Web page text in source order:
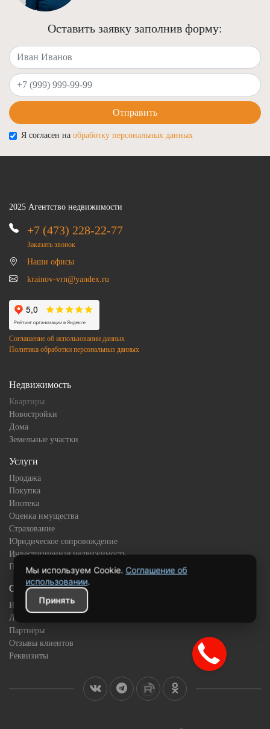
Оставить заявку заполнив форму:
Ваше имя
Ваш телефон
Отправить
Я согласен на обработку персональных данных
2025 Агентство недвижимости
+7 (473) 228-22-77
Заказать звонок
Наши офисы
krainov-vrn@yandex.ru
Соглашение об использовании данных
Политика обработки персональныз данных
Недвижимость
Квартиры
Новостройки
Дома
Земельные участки
Услуги
Продажа
Покупка
Ипотека
Оценка имущества
Страхование
Юридическое сопровождение
Инвестиционная недвижимость
Подбор квартиры в новостройке
О компании
История
Лицензии и сертификаты
Партнёры
Отзывы клиентов
Реквизиты
Мы используем Cookie. Соглашение об
использовании.
Принять